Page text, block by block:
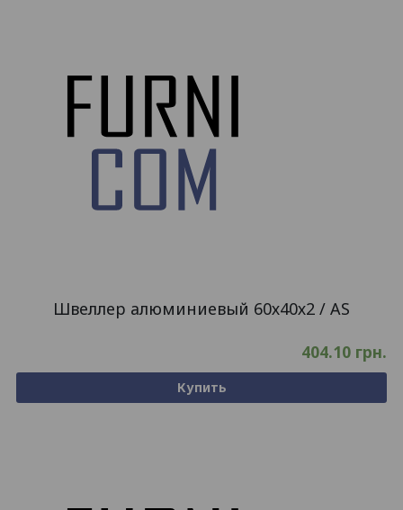
Швеллер алюминиевый 60х40х2 / AS
404.10 грн.
Купить